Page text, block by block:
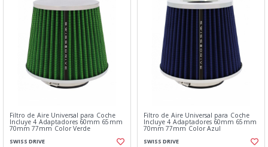
Filtro de Aire Universal para Coche
Incluye 4 Adaptadores 60mm 65mm
70mm 77mm Color Verde
SWISS DRIVE
Filtro de Aire Universal para Coche
Incluye 4 Adaptadores 60mm 65mm
70mm 77mm Color Azul
SWISS DRIVE